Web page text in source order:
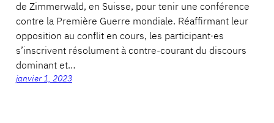
de Zimmerwald, en Suisse, pour tenir une conférence
contre la Première Guerre mondiale. Réaffirmant leur
opposition au conflit en cours, les participant·es
s’inscrivent résolument à contre-courant du discours
dominant et…
janvier 1, 2023